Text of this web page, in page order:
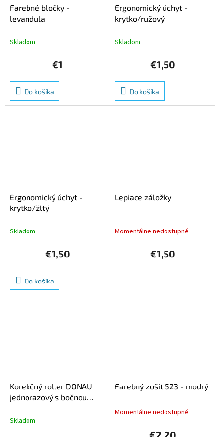
Farebné bločky -
levandula
Skladom
€1
Do košíka
Ergonomický úchyt -
krytko/ružový
Skladom
€1,50
Do košíka
Ergonomický úchyt -
krytko/žltý
Skladom
€1,50
Do košíka
Lepiace záložky
Momentálne nedostupné
€1,50
Korekčný roller DONAU
jednorazový s bočnou
Skladom
Farebný zošit 523 - modrý
Priemerné
Momentálne nedostupné
€2,20